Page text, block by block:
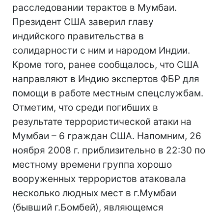
расследовании терактов в Мумбаи.
Президент США заверил главу
индийского правительства в
солидарности с ним и народом Индии.
Кроме того, ранее сообщалось, что США
направляют в Индию экспертов ФБР для
помощи в работе местным спецслужбам.
Отметим, что среди погибших в
результате террористической атаки на
Мумбаи – 6 граждан США. Напомним, 26
ноября 2008 г. приблизительно в 22:30 по
местному времени группа хорошо
вооруженных террористов атаковала
несколько людных мест в г.Мумбаи
(бывший г.Бомбей), являющемся